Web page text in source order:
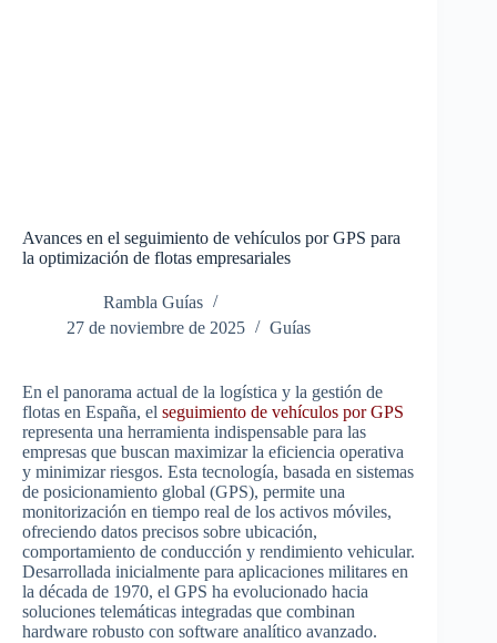
Avances en el seguimiento de vehículos por GPS para
la optimización de flotas empresariales
Rambla Guías
27 de noviembre de 2025
Guías
En el panorama actual de la logística y la gestión de
flotas en España, el seguimiento de vehículos por GPS
representa una herramienta indispensable para las
empresas que buscan maximizar la eficiencia operativa
y minimizar riesgos. Esta tecnología, basada en sistemas
de posicionamiento global (GPS), permite una
monitorización en tiempo real de los activos móviles,
ofreciendo datos precisos sobre ubicación,
comportamiento de conducción y rendimiento vehicular.
Desarrollada inicialmente para aplicaciones militares en
la década de 1970, el GPS ha evolucionado hacia
soluciones telemáticas integradas que combinan
hardware robusto con software analítico avanzado.